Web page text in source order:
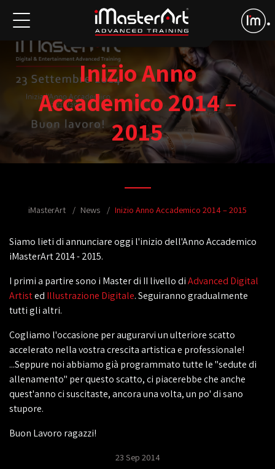
Inizio Anno
Accademico 2014 –
2015
iMasterArt News Inizio Anno Accademico 2014 – 2015
Siamo lieti di annunciare oggi l'inizio dell'Anno Accademico
iMasterArt 2014 - 2015.
I primi a partire sono i Master di II livello diAdvanced Digital
Artisted Illustrazione Digitale. Seguiranno gradualmente
tutti gli altri.
Cogliamo l'occasione per augurarvi un ulteriore scatto
accelerato nella vostra crescita artistica e professionale!
...Seppure noi abbiamo già programmato tutte le "sedute di
allenamento" per questo scatto, ci piacerebbe che anche
quest'anno ci suscitaste, ancora una volta, un po' di sano
stupore.
Buon Lavoro ragazzi!
23 Sep 2014